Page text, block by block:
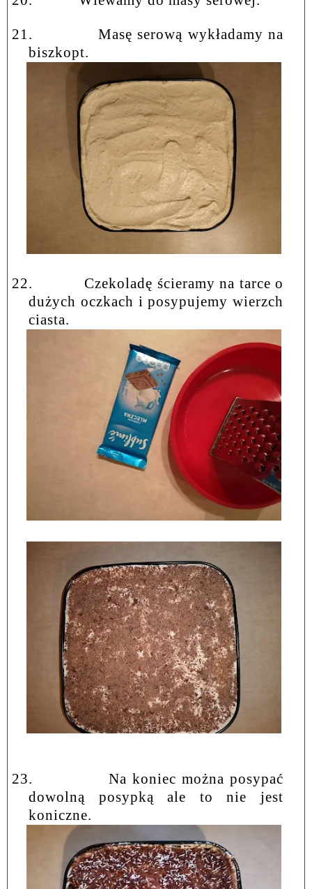
21.
Masę serową wykładamy na
biszkopt.
22.
Czekoladę ścieramy na tarce o
dużych oczkach i posypujemy wierzch
ciasta.
23.
Na koniec można posypać
dowolną posypką ale to nie jest
koniczne.